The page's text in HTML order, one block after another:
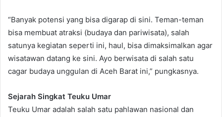
“Banyak potensi yang bisa digarap di sini. Teman-teman
bisa membuat atraksi (budaya dan pariwisata), salah
satunya kegiatan seperti ini, haul, bisa dimaksimalkan agar
wisatawan datang ke sini. Ayo berwisata di salah satu
cagar budaya unggulan di Aceh Barat ini,” pungkasnya.
Sejarah Singkat Teuku Umar
Teuku Umar adalah salah satu pahlawan nasional dan